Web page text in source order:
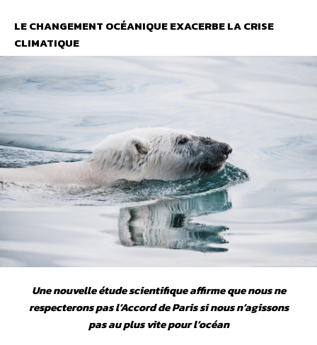
LE CHANGEMENT OCÉANIQUE EXACERBE LA CRISE
CLIMATIQUE
Une nouvelle étude scientifique affirme que nous ne
respecterons pas l’Accord de Paris si nous n’agissons
pas au plus vite pour l’océan